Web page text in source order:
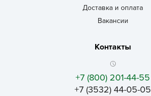
Доставка и оплата
Вакансии
Контакты
+7 (800) 201-44-55
+7 (3532) 44-05-05